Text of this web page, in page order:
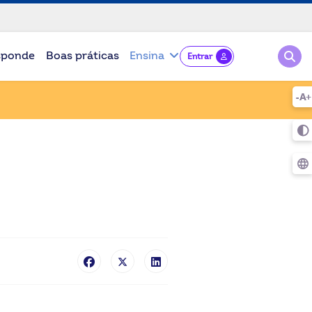
Boas práticas Ensina Entrar